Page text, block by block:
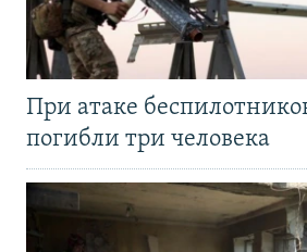
При атаке
погибли три человека